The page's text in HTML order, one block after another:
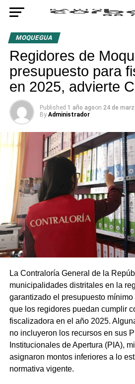
MOQUEGUA
Regidores de
presupuesto para
en 2025, advierte
Published 1 año agoon 24 de
By Administrador
La Contraloría General de la
municipalidades distritales en la
garantizado el presupuesto
que los regidores puedan cumplir
fiscalizadora en el año 2025.
no incluyeron los recursos en sus
Institucionales de Apertura (PIA),
asignaron montos inferiores a lo
normativa vigente.